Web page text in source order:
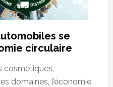
se
circulaire
cosmétiques,
domaines, l’économie